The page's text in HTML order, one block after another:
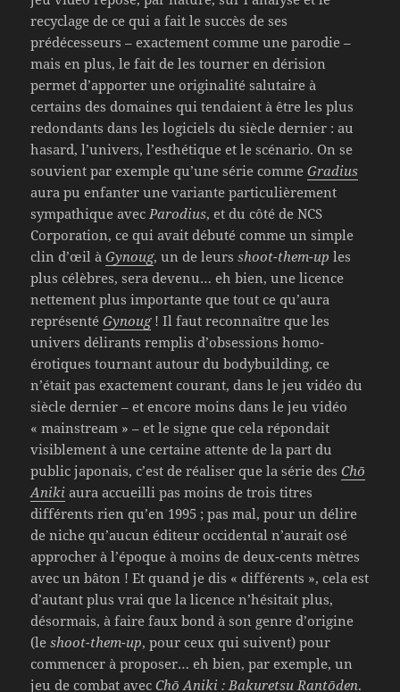
recyclage de ce qui a fait le succès de ses
prédécesseurs – exactement comme une parodie –
mais en plus, le fait de les tourner en dérision
permet d’apporter une originalité salutaire à
certains des domaines qui tendaient à être les plus
redondants dans les logiciels du siècle dernier : au
hasard, l’univers, l’esthétique et le scénario. On se
souvient par exemple qu’une série commeGradius
aura pu enfanter une variante particulièrement
sympathique avec Parodius, et du côté de NCS
Corporation, ce qui avait débuté comme un simple
clin d’œil àGynoug, un de leursshoot-them-up les
plus célèbres, sera devenu… eh bien, une licence
nettement plus importante que tout ce qu’aura
représentéGynoug! Il faut reconnaître que les
univers délirants remplis d’obsessions homo-
érotiques tournant autour du bodybuilding, ce
n’était pas exactement courant, dans le jeu vidéo du
siècle dernier – et encore moins dans le jeu vidéo
« mainstream » – et le signe que cela répondait
visiblement à une certaine attente de la part du
public japonais, c’est de réaliser que la série desChō
Aniki aura accueilli pas moins de trois titres
différents rien qu’en 1995 ; pas mal, pour un délire
de niche qu’aucun éditeur occidental n’aurait osé
approcher à l’époque à moins de deux-cents mètres
avec un bâton ! Et quand je dis « différents », cela est
d’autant plus vrai que la licence n’hésitait plus,
désormais, à faire faux bond à son genre d’origine
(leshoot-them-up, pour ceux qui suivent) pour
commencer à proposer… eh bien, par exemple, un
jeu de combat avecChō Aniki : Bakuretsu Rantōden.